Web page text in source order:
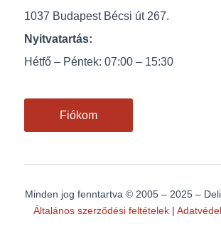
1037 Budapest Bécsi út 267.
Nyitvatartás:
Hétfő – Péntek: 07:00 – 15:30
Fiókom
Minden jog fenntartva© 2005 – 2025 –
Általános szerződési feltételek |